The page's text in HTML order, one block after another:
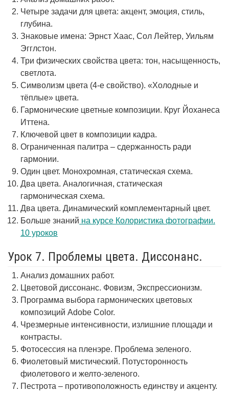
Четыре задачи для цвета: акцент, эмоция, стиль,
глубина.
Знаковые имена: Эрнст Хаас, Сол Лейтер, Уильям
Эгглстон.
Три физических свойства цвета: тон, насыщенность,
светлота.
Символизм цвета (4-е свойство). «Холодные и
тёплые» цвета.
Гармонические цветные композиции. Круг Йоханеса
Иттена.
Ключевой цвет в композиции кадра.
Ограниченная палитра – сдержанность ради
гармонии.
Один цвет. Монохромная, статическая схема.
Два цвета. Аналогичная, статическая
гармоническая схема.
Два цвета. Динамический комплементарный цвет.
Больше знаний на курсе Колористика фотографии.
10 уроков
Урок 7. Проблемы цвета. Диссонанс.
Анализ домашних работ.
Цветовой диссонанс. Фовизм, Экспрессионизм.
Программа выбора гармонических цветовых
композиций Adobe Color.
Чрезмерные интенсивности, излишние площади и
контрасты.
Фотосессия на пленэре. Проблема зеленого.
Фиолетовый мистический. Потусторонность
фиолетового и желто-зеленого.
Пестрота – противоположность единству и акценту.